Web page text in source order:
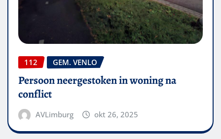
112 GEM. VENLO
Persoon neergestoken in woning na
conflict
AVLimburg okt 26, 2025